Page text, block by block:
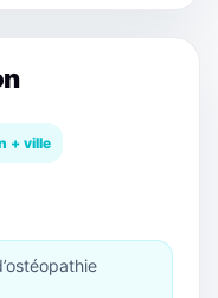
+ ville